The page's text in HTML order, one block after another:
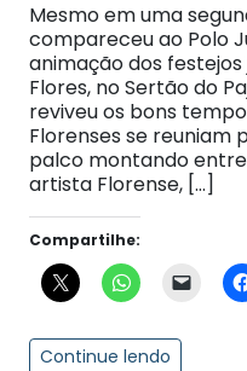
Mesmo em uma
compareceu ao Polo
animação dos
Flores, no Sertão do
reviveu os bons
Florenses se reuniam
palco montando
artista Florense, […]
Compartilhe:
Continue lendo